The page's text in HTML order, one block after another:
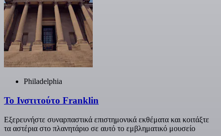
Philadelphia
Το Ινστιτούτο Franklin
Εξερευνήστε συναρπαστικά επιστημονικά εκθέματα και κοιτάξτε
τα αστέρια στο πλανητάριο σε αυτό το εμβληματικό μουσείο